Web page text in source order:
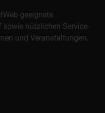
geeignete
sowie nützlichen Service-
und Veranstaltungen.